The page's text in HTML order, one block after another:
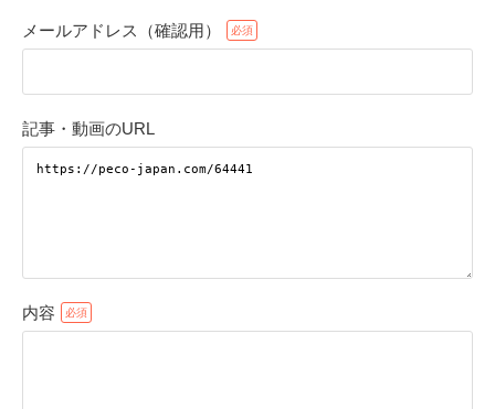
メールアドレス（確認用）
記事・動画のURL
内容
アプリで開く